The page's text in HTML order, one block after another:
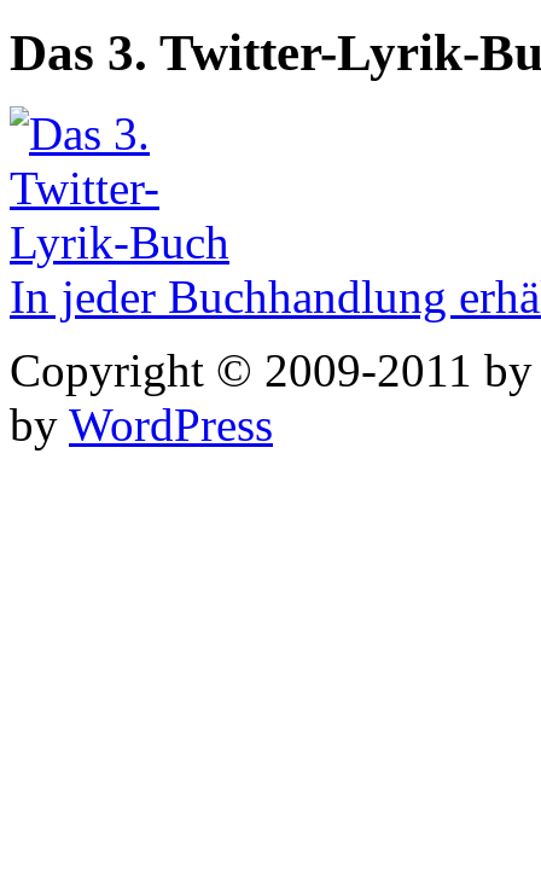
Das 3. Twitter-Lyrik-
In jeder Buchhandlung
Copyright © 2009-2011
by WordPress